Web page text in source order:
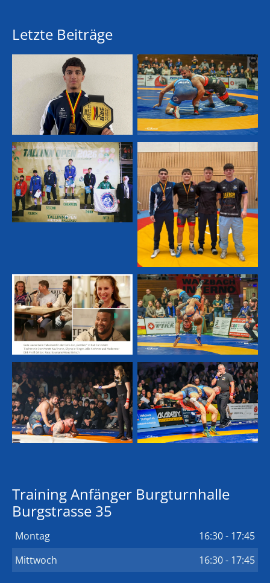
Letzte Beiträge
Training Anfänger Burgturnhalle
Burgstrasse 35
Montag
16:30 - 17:45
Mittwoch
16:30 - 17:45